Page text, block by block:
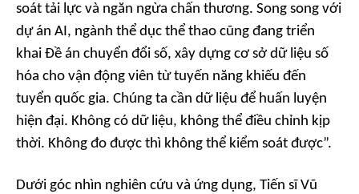
soát tải lực và ngăn ngừa chấn thương. Song song với
dự án AI, ngành thể dục thể thao cũng đang triển
khai Đề án chuyển đổi số, xây dựng cơ sở dữ liệu số
hóa cho vận động viên từ tuyến năng khiếu đến
tuyển quốc gia. Chúng ta cần dữ liệu để huấn luyện
hiện đại. Không có dữ liệu, không thể điều chỉnh kịp
thời. Không đo được thì không thể kiểm soát được”.
Dưới góc nhìn nghiên cứu và ứng dụng, Tiến sĩ Vũ